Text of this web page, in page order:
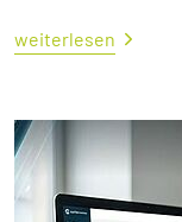
weiterlesen